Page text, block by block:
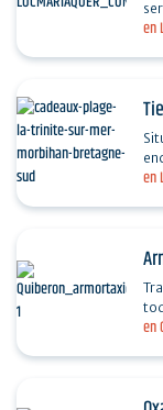
en
en
en